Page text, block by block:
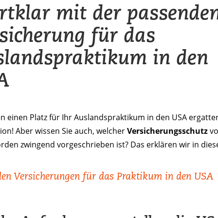
mit der
für das
in den
einen Platz für Ihr Auslandspraktikum in den USA
Aber wissen Sie auch, welcherVersicherungsschutz
zwingend vorgeschrieben ist? Das erklären wir in
Versicherungen für das Praktikum in den USA